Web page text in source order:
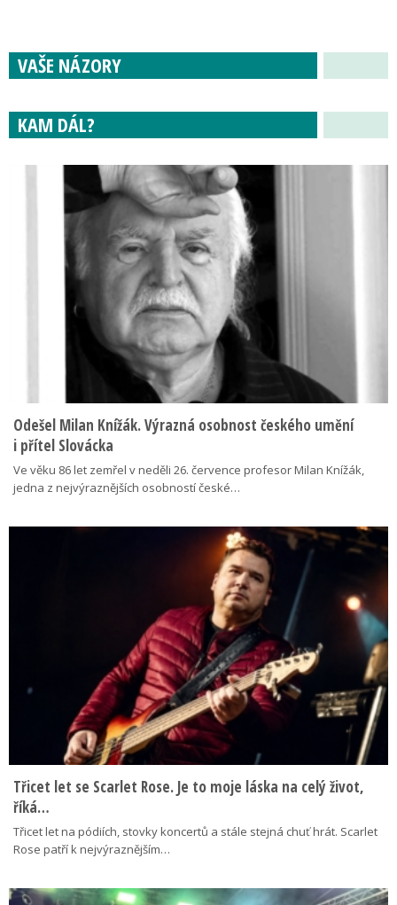
VAŠE NÁZORY
KAM DÁL?
Odešel Milan Knížák. Výrazná osobnost českého umění
i přítel Slovácka
Ve věku 86 let zemřel v neděli 26. července profesor Milan Knížák,
jedna z nejvýraznějších osobností české…
Třicet let se Scarlet Rose. Je to moje láska na celý život,
říká…
Třicet let na pódiích, stovky koncertů a stále stejná chuť hrát. Scarlet
Rose patří k nejvýraznějším…